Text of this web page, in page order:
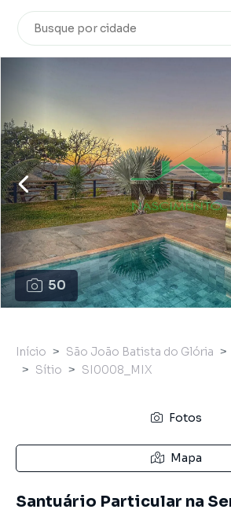
50
Início São João Batista do Glória
Sítio
SI0008_MIX
Fotos
Mapa
Santuário Particular na